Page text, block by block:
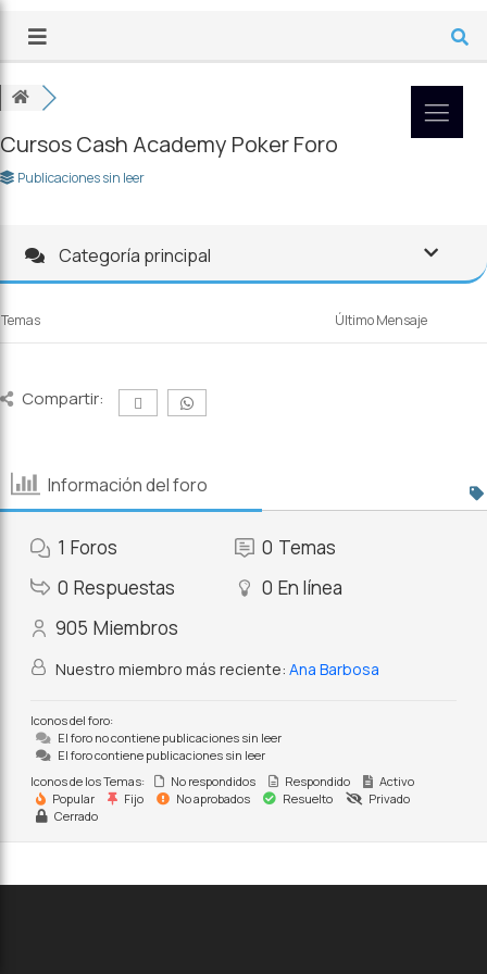
Cursos Cash Academy Poker Foro
Publicaciones sin leer
Categoría principal
Temas Último Mensaje
Compartir:
Información del foro
1 Foros 0 Temas
0 Respuestas 0 En línea
905 Miembros
Nuestro miembro más reciente: Ana Barbosa
Iconos del foro:
El foro no contiene publicaciones sin leer
El foro contiene publicaciones sin leer
Iconos de los Temas:
No respondidos Respondido
Activo
Popular
Fijo No aprobados Resuelto
Privado
Cerrado